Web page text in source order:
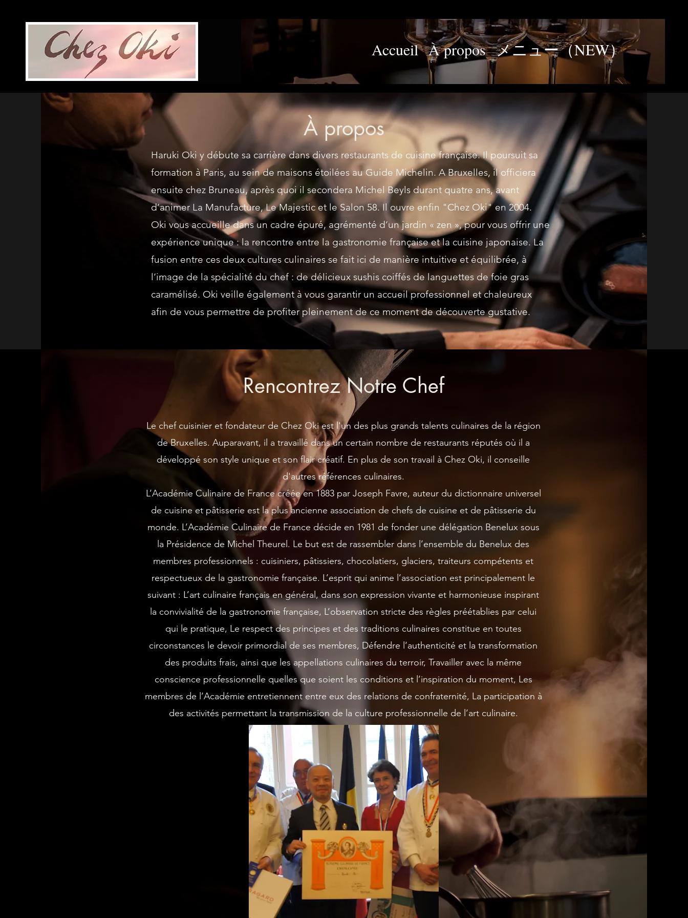
Accueil À propos メニュー（NEW）
À propos
Haruki Oki y débute sa carrière dans divers restaurants de cuisine française. Il poursuit sa
formation à Paris, au sein de maisons étoilées au Guide Michelin. A Bruxelles, il officiera
ensuite chez Bruneau, après quoi il secondera Michel Beyls durant quatre ans, avant
d’animer La Manufacture, Le Majestic et le Salon 58. Il ouvre enfin "Chez Oki" en 2004.
Oki vous accueille dans un cadre épuré, agrémenté d’un jardin « zen », pour vous offrir une
expérience unique : la rencontre entre la gastronomie française et la cuisine japonaise. La
fusion entre ces deux cultures culinaires se fait ici de manière intuitive et équilibrée, à
l’image de la spécialité du chef : de délicieux sushis coiffés de languettes de foie gras
caramélisé. Oki veille également à vous garantir un accueil professionnel et chaleureux
afin de vous permettre de profiter pleinement de ce moment de découverte gustative.
Rencontrez Notre Chef
Le chef cuisinier et fondateur de Chez Oki est l'un des plus grands talents culinaires de la région
de Bruxelles. Auparavant, il a travaillé dans un certain nombre de restaurants réputés où il a
développé son style unique et son flair créatif. En plus de son travail à Chez Oki, il conseille
d'autres références culinaires.
L’Académie Culinaire de France créée en 1883 par Joseph Favre, auteur du dictionnaire universel
de cuisine et pâtisserie est la plus ancienne association de chefs de cuisine et de pâtisserie du
monde. L’Académie Culinaire de France décide en 1981 de fonder une délégation Benelux sous
la Présidence de Michel Theurel. Le but est de rassembler dans l’ensemble du Benelux des
membres professionnels : cuisiniers, pâtissiers, chocolatiers, glaciers, traiteurs compétents et
respectueux de la gastronomie française. L’esprit qui anime l’association est principalement le
suivant : L’art culinaire français en général, dans son expression vivante et harmonieuse inspirant
la convivialité de la gastronomie française, L’observation stricte des règles préétablies par celui
qui le pratique, Le respect des principes et des traditions culinaires constitue en toutes
circonstances le devoir primordial de ses membres, Défendre l’authenticité et la transformation
des produits frais, ainsi que les appellations culinaires du terroir, Travailler avec la même
conscience professionnelle quelles que soient les conditions et l’inspiration du moment, Les
membres de l’Académie entretiennent entre eux des relations de confraternité, La participation à
des activités permettant la transmission de la culture professionnelle de l’art culinaire.